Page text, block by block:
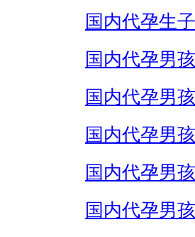
国内代孕生
国内代孕男
国内代孕男
国内代孕男
国内代孕男
国内代孕男